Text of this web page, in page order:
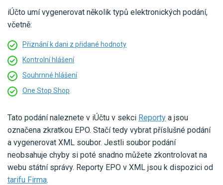
iÚčto umí vygenerovat několik typů elektronických podání,
včetně:
Přiznání k dani z přidané hodnoty
Kontrolní hlášení
Souhrnné hlášení
One Stop Shop
Tato podání naleznete v iÚčtu v sekci Reporty a jsou
označena zkratkou EPO. Stačí tedy vybrat příslušné podání
a vygenerovat XML soubor. Jestli soubor podání
neobsahuje chyby si poté snadno můžete zkontrolovat na
webu státní správy. Reporty EPO v XML jsou k dispozici od
tarifu Firma.